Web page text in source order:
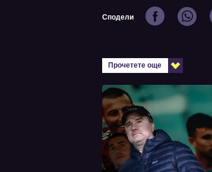
Сподели
Прочетете още